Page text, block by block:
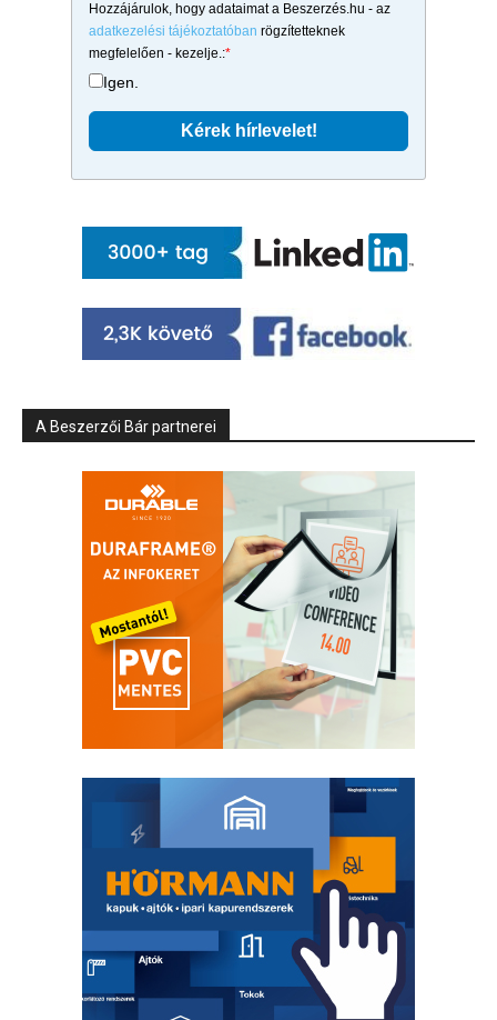
Hozzájárulok, hogy adataimat a Beszerzés.hu - az
adatkezelési tájékoztatóban rögzítetteknek
megfelelően - kezelje.:*
Igen.
A Beszerzői Bár partnerei